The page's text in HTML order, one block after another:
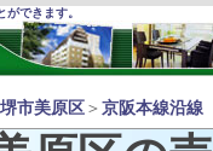
できます。
堺市美原区 ＞ 京阪本線沿線